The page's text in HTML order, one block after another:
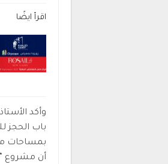
اقرأ ايضًا
وأكد
باب الحجز